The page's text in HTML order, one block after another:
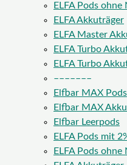
ELFA Pods ohne
ELFA Akkuträger
ELFA Master
ELFA Turbo
ELFA Turbo
–––––––
Elfbar MAX Pods
Elfbar MAX
Elfbar Leerpods
ELFA Pods mit
ELFA Pods ohne